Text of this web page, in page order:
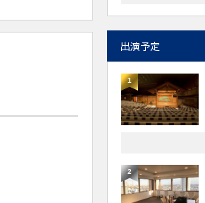
出演予定
1
2